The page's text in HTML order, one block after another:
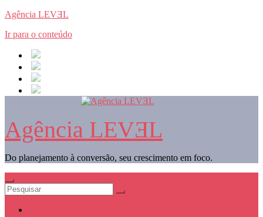
Agência LEVƎL
Ir para o conteúdo
Agência LEVƎL
Do planejamento à conversão, seu crescimento em foco.